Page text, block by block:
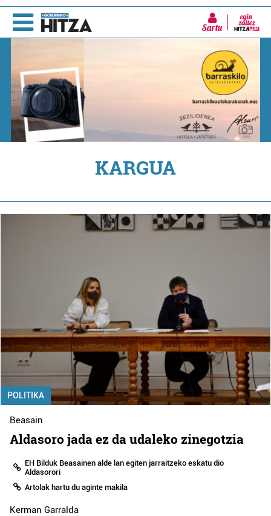
Sartu
KARGUA
POLITIKA
Beasain
Aldasoro jada ez da udaleko zinegotzia
EH Bilduk Beasainen alde lan egiten jarraitzeko eskatu dio
Aldasorori
Artolak hartu du aginte makila
Kerman Garralda